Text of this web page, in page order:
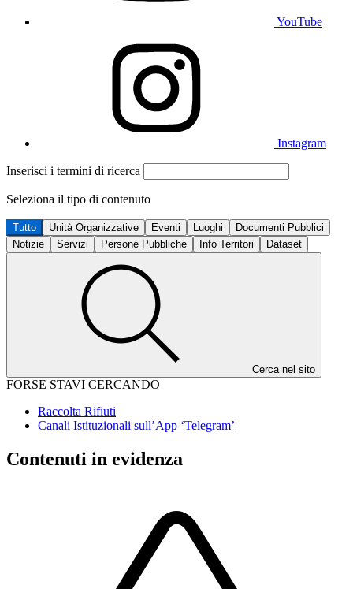
YouTube
Instagram
Inserisci i termini di ricerca
Seleziona il tipo di contenuto
Tutto Unità Organizzative Eventi Luoghi
Documenti Pubblici
Notizie
Servizi Persone Pubbliche Info Territori Dataset
Cerca nel sito
FORSE STAVI CERCANDO
Raccolta Rifiuti
Canali Istituzionali sull’App ‘Telegram’
Contenuti in evidenza